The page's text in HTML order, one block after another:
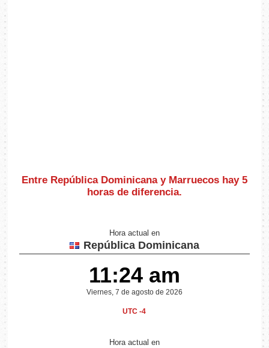
Entre República Dominicana y Marruecos hay 5
horas de diferencia.
Hora actual en
República Dominicana
11:24 am
Viernes, 7 de agosto de 2026
UTC -4
Hora actual en